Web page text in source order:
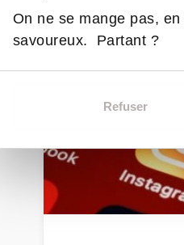
On ne se mange pas,
savoureux. Partant ?
Refuser
à 2500 € nets
: 2500 à 3500 € nets